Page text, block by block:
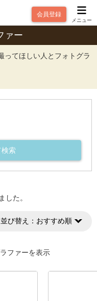
会員登録
メニュー
ァー
ってほしい人とフォトグラ
索
した。
並び替え： おすすめ順
ファーを表示